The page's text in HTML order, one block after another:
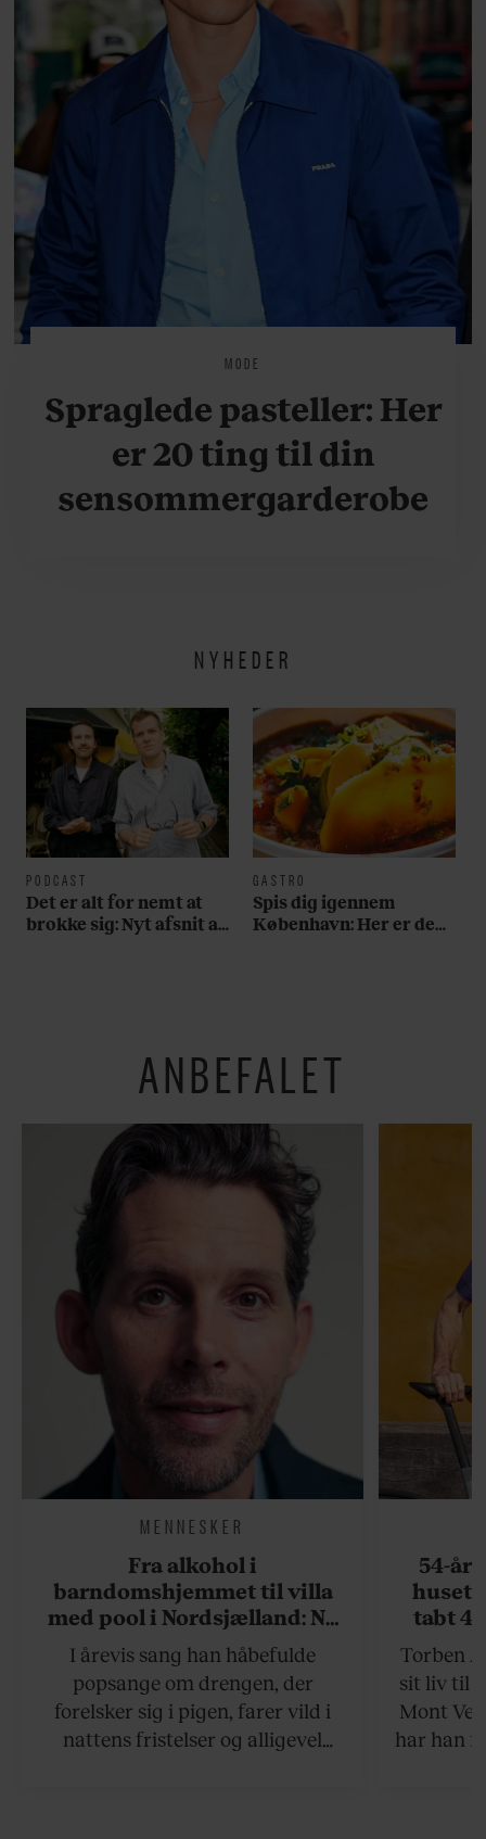
MODE
Spraglede pasteller: Her
er 20 ting til din
sensommergarderobe
NYHEDER
PODCAST
Det er alt for nemt at
brokke sig: Nyt afsnit af
GASTRO
Spis dig igennem
København: Her er de
ANBEFALET
MENNESKER
Fra alkohol i
barndomshjemmet til villa
med pool i Nordsjælland: Nu
skal du høre sandheden om
Rasmus Seebach
I årevis sang han håbefulde
popsange om drengen, der
forelsker sig i pigen, farer vild i
nattens fristelser og alligevel
54-
huset
tabt
Torben
sit liv til
Mont
har han